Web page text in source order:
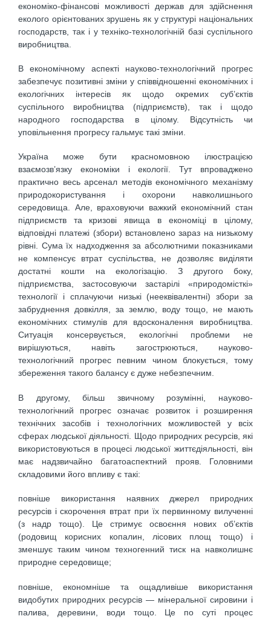
економіко-фінансові можливості держав для здійснення
еколого орієнтованих зрушень як у структурі національних
господарств, так і у техніко-технологічній базі суспільного
виробництва.
В економічному аспекті науково-технологічний прогрес
забезпечує позитивні зміни у співвідношенні економічних і
екологічних інтересів як щодо окремих суб’єктів
суспільного виробництва (підприємств), так і щодо
народного господарства в цілому. Відсутність чи
уповільнення прогресу гальмує такі зміни.
Україна може бути красномовною ілюстрацією
взаємозв’язку економіки і екології. Тут впроваджено
практично весь арсенал методів економічного механізму
природокористування і охорони навколишнього
середовища. Але, враховуючи важкий економічний стан
підприємств та кризові явища в економіці в цілому,
відповідні платежі (збори) встановлено зараз на низькому
рівні. Сума їх надходження за абсолютними показниками
не компенсує втрат суспільства, не дозволяє виділяти
достатні кошти на екологізацію. З другого боку,
підприємства, застосовуючи застарілі «природомісткі»
технології і сплачуючи низькі (нееквівалентні) збори за
забруднення довкілля, за землю, воду тощо, не мають
економічних стимулів для вдосконалення виробництва.
Ситуація консервується, екологічні проблеми не
вирішуються, навіть загострюються, науково-
технологічний прогрес певним чином блокується, тому
збереження такого балансу є дуже небезпечним.
В другому, більш звичному розумінні, науково-
технологічний прогрес означає розвиток і розширення
технічних засобів і технологічних можливостей у всіх
сферах людської діяльності. Щодо природних ресурсів, які
використовуються в процесі людської життєдіяльності, він
має надзвичайно багатоаспектний прояв. Головними
складовими його впливу є такі:
повніше використання наявних джерел природних
ресурсів і скорочення втрат при їх первинному вилученні
(з надр тощо). Це стримує освоєння нових об’єктів
(родовищ корисних копалин, лісових площ тощо) і
зменшує таким чином техногенний тиск на навколишнє
природне середовище;
повніше, економніше та ощадливіше використання
видобутих природних ресурсів — мінеральної сировини і
палива, деревини, води тощо. Це по суті процес